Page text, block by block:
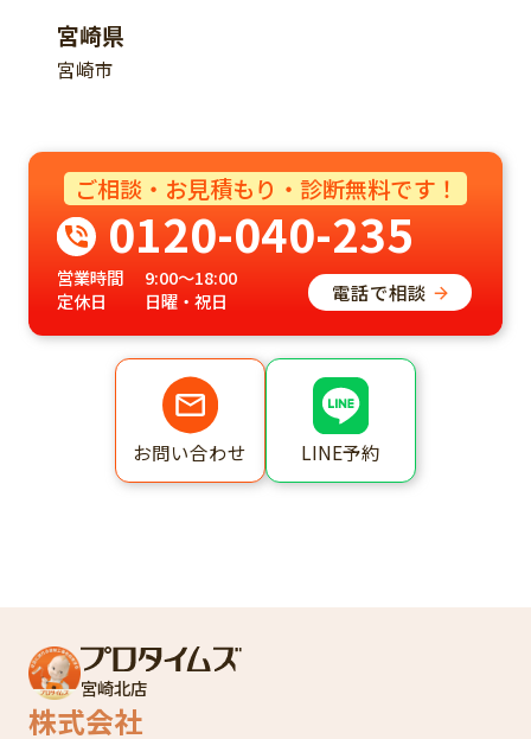
宮崎県
宮崎市
ご相談・お見積もり・診断無料です！
0120-040-235
営業時間
9:00～18:00
定休日
日曜・祝日 電話で相談
お問い合わせ LINE予約
宮崎北店
株式会社